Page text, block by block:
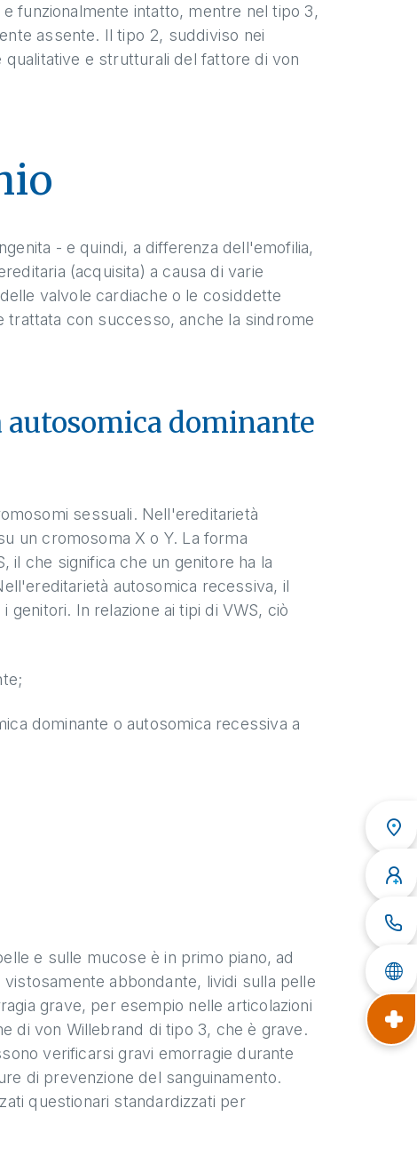
funzionalmente intatto, mentre nel tipo 3,
assente. Il tipo 2, suddiviso nei
e strutturali del fattore di von
- e quindi, a differenza dell'emofilia,
(acquisita) a causa di varie
valvole cardiache o le cosiddette
trattata con successo, anche la sindrome
dominante
sessuali. Nell'ereditarietà
un cromosoma X o Y. La forma
il che significa che un genitore ha la
autosomica recessiva, il
genitori. In relazione ai tipi di VWS, ciò
dominante o autosomica recessiva a
e sulle mucose è in primo piano, ad
abbondante, lividi sulla pelle
grave, per esempio nelle articolazioni
di von Willebrand di tipo 3, che è grave.
verificarsi gravi emorragie durante
di prevenzione del sanguinamento.
questionari standardizzati per